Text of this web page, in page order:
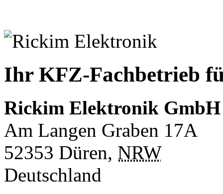
Ihr KFZ-Fachbetrieb
Rickim Elektronik GmbH
Am Langen Graben 17A
52353 Düren, NRW
Deutschland